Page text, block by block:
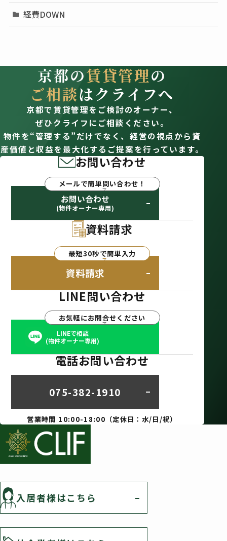
経費DOWN
京都の賃貸管理の
ご相談はクライフへ
京都で賃貸管理をご検討のオーナー、
ぜひクライフにご相談ください。
物件を“管理する”だけでなく、経営の視点から資
産価値と収益を最大化するご提案を行っています。
お問い合わせ
メールで簡単問い合わせ！
お問い合わせ
(物件オーナー専用)
資料請求
最短30秒で簡単入力
資料請求
LINE問い合わせ
お気軽にお問合せください
LINEで相談
(物件オーナー専用)
電話お問い合わせ
075-382-1910
営業時間 10:00-18:00（定休日：水/日/祝）
入居者様はこちら